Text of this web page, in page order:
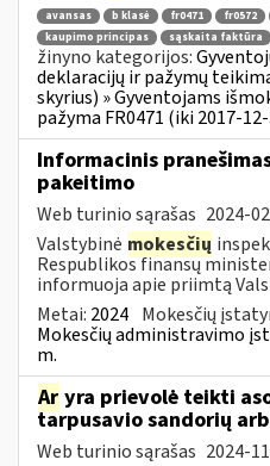
avansas b klasė fr0471 fr0572
kaupimo principas
sąskaita faktūra
žinyno kategorijos:
deklaracijų ir pažymų
skyrius) » Gyventojams
pažyma FR0471 (iki 2017-
Informacinis
pakeitimo
Web turinio sąrašas 2024-
Valstybinė mokesčių
Respublikos finansų
informuoja apie priimtą
Metai: 2024 Mokesčių
Mokesčių administravimo
m.
Ar yra prievolė teikti
tarpusavio sandorių
Web turinio sąrašas 2024-